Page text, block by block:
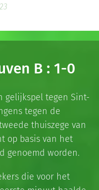
B : 1-0
gelijkspel tegen Sint-
tegen de
thuiszege van
op basis van het
genoemd worden.
die voor het